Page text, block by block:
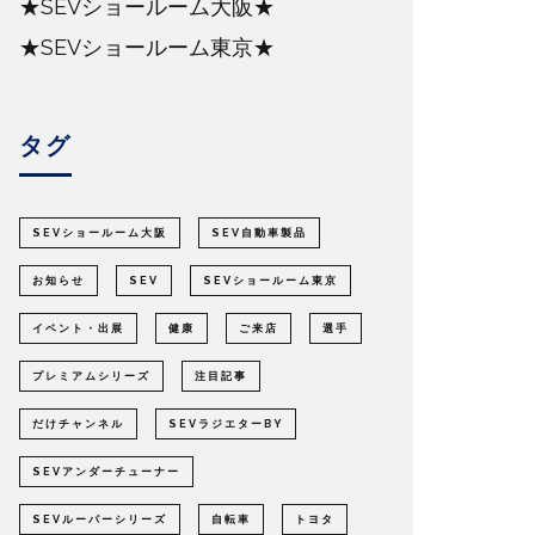
★SEVショールーム大阪★
★SEVショールーム東京★
タグ
SEVショールーム大阪 SEV自動車製品
お知らせ SEV SEVショールーム東京
イベント・出展 健康 ご来店 選手
プレミアムシリーズ 注目記事
だけチャンネル SEVラジエターBY
SEVアンダーチューナー
SEVルーパーシリーズ 自転車 トヨタ